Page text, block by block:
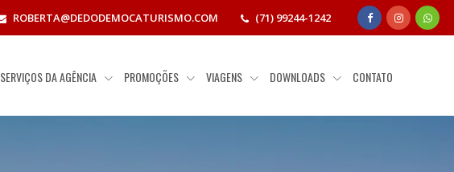
ROBERTA@DEDODEMOCATURISMO.COM (71) 99244-1242
SERVIÇOS DA AGÊNCIA PROMOÇÕES VIAGENS DOWNLOADS CONTATO